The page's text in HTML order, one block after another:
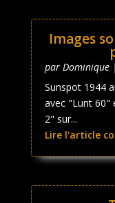
Images
par Dominique|
Sunspot 1944
avec "Lunt 60"
2" sur...
Lire l'article